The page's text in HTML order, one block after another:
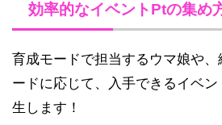
効率的なイベントPtの集め
育成モードで担当するウマ娘や
ードに応じて、入手できるイベ
生します！